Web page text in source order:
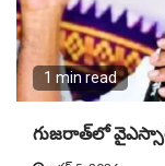
1 min read
గుజరాత్‌లో